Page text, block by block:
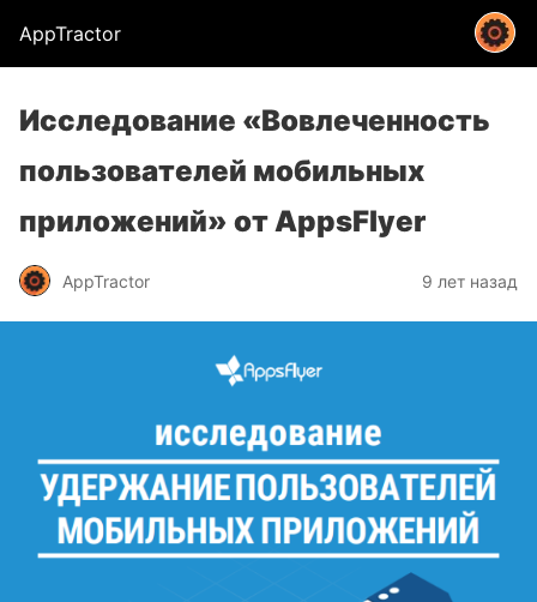
AppTractor
Исследование «Вовлеченность
пользователей мобильных
приложений» от AppsFlyer
AppTractor 9 лет назад